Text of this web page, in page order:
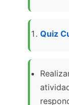
Quiz